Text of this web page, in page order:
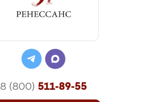
8 (800) 511-89-55